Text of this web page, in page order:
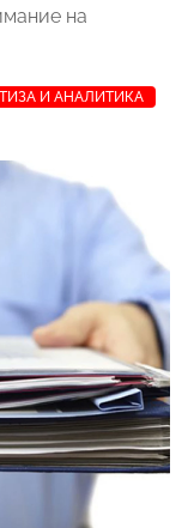
на
И АНАЛИТИКА